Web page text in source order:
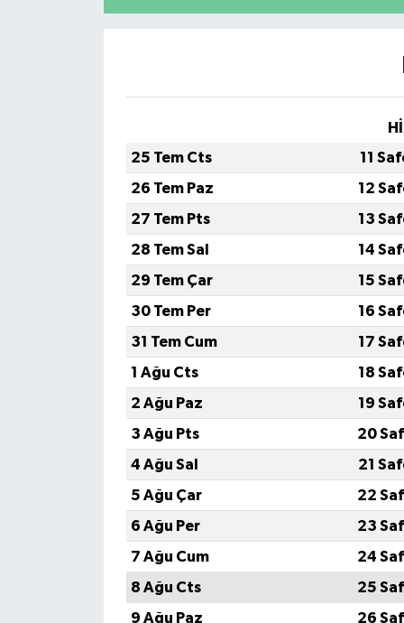
25 Tem Cts
11
26 Tem Paz
12
27 Tem Pts
13
28 Tem Sal
14
29 Tem Çar
15
30 Tem Per
16
31 Tem Cum
17
1 Ağu Cts
18
2 Ağu Paz
19
3 Ağu Pts
20
4 Ağu Sal
21
5 Ağu Çar
22
6 Ağu Per
23
7 Ağu Cum
24
8 Ağu Cts
25
9 Ağu Paz
26